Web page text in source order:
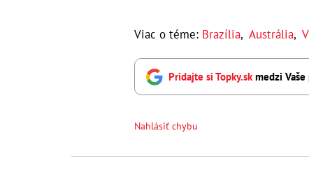
Viac o téme: Brazília, Austrália,
Pridajte si Topky.sk medzi
Nahlásiť chybu